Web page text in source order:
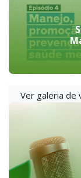
Ver galeria de